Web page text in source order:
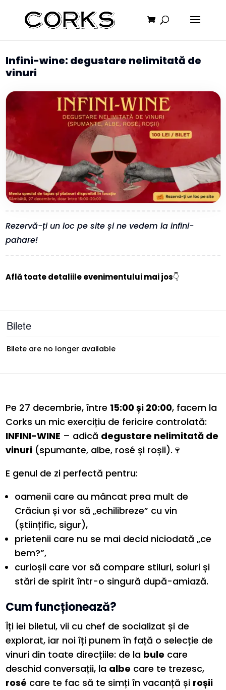
Infini-wine: degustare nelimitată de
vinuri
Rezervă-ți un loc pe site și ne vedem la infini-
pahare!
Află toate detaliile evenimentului mai jos👇
Bilete
Bilete are no longer available
Pe 27 decembrie, între 15:00 și 20:00, facem la
Corks un mic exercițiu de fericire controlată:
INFINI-WINE – adică degustare nelimitată de
vinuri (spumante, albe, rosé și roșii).🍷
E genul de zi perfectă pentru:
oamenii care au mâncat prea mult de
Crăciun și vor să „echilibreze” cu vin
(științific, sigur),
prietenii care nu se mai decid niciodată „ce
bem?”,
curioșii care vor să compare stiluri, soiuri și
stări de spirit într-o singură după-amiază.
Cum funcționează?
Îți iei biletul, vii cu chef de socializat și de
explorat, iar noi îți punem în față o selecție de
vinuri din toate direcțiile: de la bule care
deschid conversații, la albe care te trezesc,
rosé care te fac să te simți în vacanță și roșii